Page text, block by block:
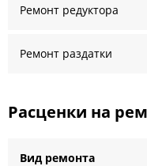
Ремонт редуктора
Ремонт раздатки
Расценки на
Вид ремонта